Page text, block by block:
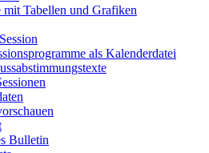
mit Tabellen und Grafiken
als Kalenderdatei
Bulletin